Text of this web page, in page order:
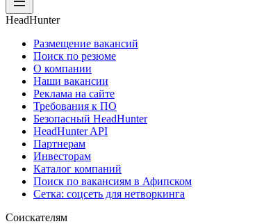
HeadHunter
Размещение вакансий
Поиск по резюме
О компании
Наши вакансии
Реклама на сайте
Требования к ПО
Безопасный HeadHunter
HeadHunter API
Партнерам
Инвесторам
Каталог компаний
Поиск по вакансиям в Афипском
Сетка: соцсеть для нетворкинга
Соискателям